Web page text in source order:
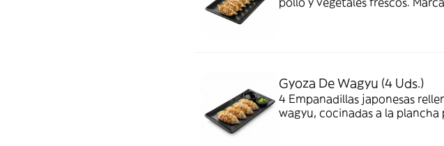
Gyoza De Wagyu (4 Uds.)
4 Empanadillas japonesas
wagyu, cocinadas a la